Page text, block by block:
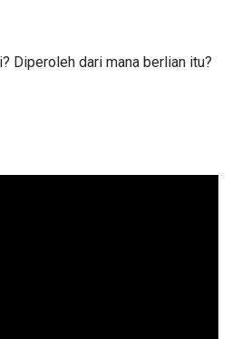
Diperoleh dari mana berlian itu?